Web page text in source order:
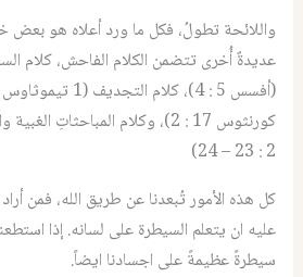
واللائحة تطولُ، فكل ما ورد أعلاه هو بعض
عديدةٌ أُخرى تتضمن الكلام الفاحش، كلام
2 : 23 – 24)
كل هذه الأمور تُبعدنا عن طريق الله، فمن
عليه ان يتعلم السيطرة على لسانه. إذا
سيطرةً عظيمةً على اجسادنا ايضاً.